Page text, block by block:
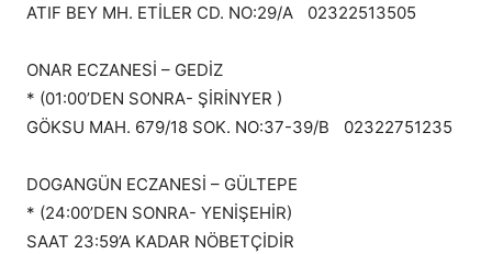
ATIF BEY MH. ETİLER CD. NO:29/A 02322513505
ONAR ECZANESİ – GEDİZ
* (01:00’DEN SONRA- ŞİRİNYER )
GÖKSU MAH. 679/18 SOK. NO:37-39/B 02322751235
DOGANGÜN ECZANESİ – GÜLTEPE
* (24:00’DEN SONRA- YENİŞEHİR)
SAAT 23:59’A KADAR NÖBETÇİDİR